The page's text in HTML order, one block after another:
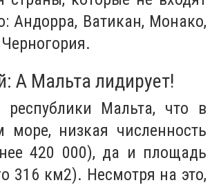
Андорра, Ватикан, Монако,
А Мальта лидирует!
республики Мальта, что в
море, низкая численность
420 000), да и площадь
316 км2). Несмотря на это,